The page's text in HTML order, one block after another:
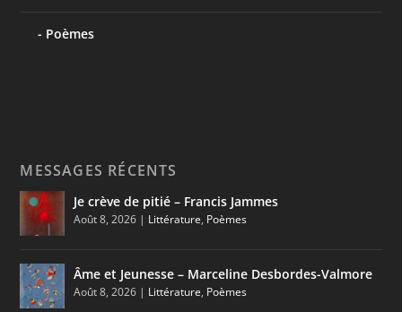
Poèmes
MESSAGES RÉCENTS
Je crève de pitié – Francis Jammes
Août 8, 2026 | Littérature, Poèmes
Âme et Jeunesse – Marceline Desbordes-Valmore
Août 8, 2026 | Littérature, Poèmes